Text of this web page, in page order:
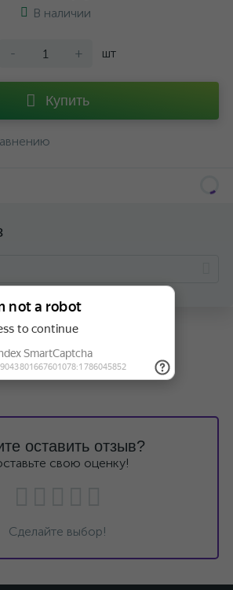
В наличии
- + шт
Купить
оставить отзыв?
свою оценку!
Сделайте выбор!